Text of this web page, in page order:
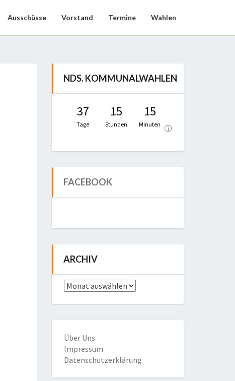
Ausschüsse Vorstand Termine Wahlen
NDS. KOMMUNALWAHLEN
37
Tage
15
Stunden
15
Minuten
i
FACEBOOK
ARCHIV
Archiv
Über Uns
Impressum
Datenschutzerklärung